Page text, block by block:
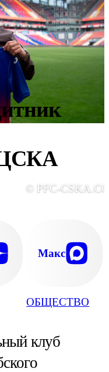
ОБЩЕСТВО
ЦСКА
© PFC-
Макс
клуб